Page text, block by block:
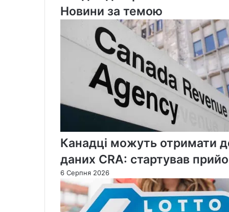
Йохо
надто
підходять
Новини за темою
Канадці можуть отримати
даних CRA: стартував
6 Серпня 2026